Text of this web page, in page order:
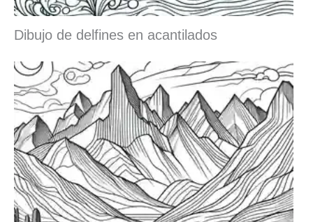
Dibujo de delfines en acantilados